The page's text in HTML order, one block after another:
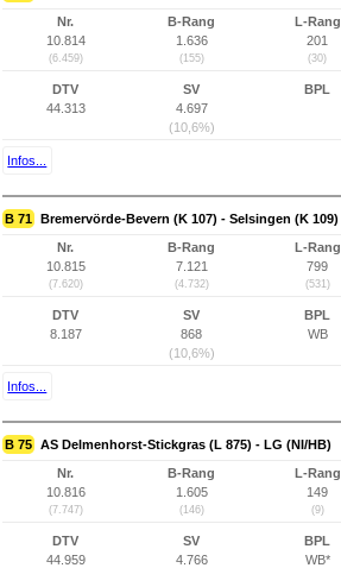
Nr.
10.814
(6.459)
B-Rang
1.636
(155)
L-Rang
201
(30)
DTV
44.313
SV
4.697
(10,6%)
BPL
Infos...
B 71 Bremervörde-Bevern (K 107) - Selsingen (K 109)
Nr.
10.815
(7.620)
B-Rang
7.121
(4.732)
L-Rang
799
(531)
DTV
8.187
SV
868
(10,6%)
BPL
WB
Infos...
B 75 AS Delmenhorst-Stickgras (L 875) - LG (NI/HB)
Nr.
10.816
(7.747)
B-Rang
1.605
(146)
L-Rang
149
(9)
DTV
44.959
SV
4.766
BPL
WB*